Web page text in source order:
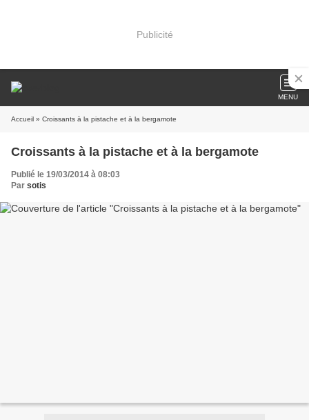
Publicité
MENU
Accueil » Croissants à la pistache et à la bergamote
Croissants à la pistache et à la bergamote
Publié le 19/03/2014 à 08:03
Par sotis